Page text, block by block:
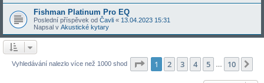
Fishman Platinum Pro EQ
Poslední příspěvek od Čavli « 13.04.2023 15:31
Napsal v Akustické kytary
Vyhledávání nalezlo více než 1000 shod Stránka z 10
1 2 3 4 5 10